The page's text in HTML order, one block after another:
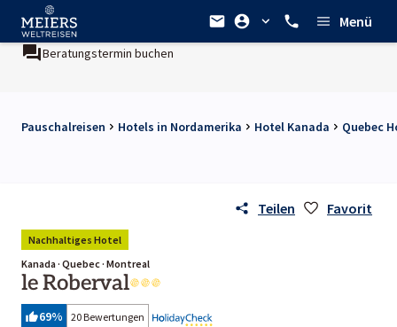
Menü
Beratungstermin buchen
Pauschalreisen Hotels in Nordamerika Hotel Kanada Quebec
Teilen Favorit
Nachhaltiges Hotel
Kanada · Quebec · Montreal
le Roberval
69% 20 Bewertungen